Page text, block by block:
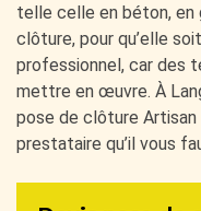
telle celle en béton, en
clôture, pour qu’elle
professionnel, car des
mettre en œuvre. À
pose de clôture Artisan
prestataire qu’il vous